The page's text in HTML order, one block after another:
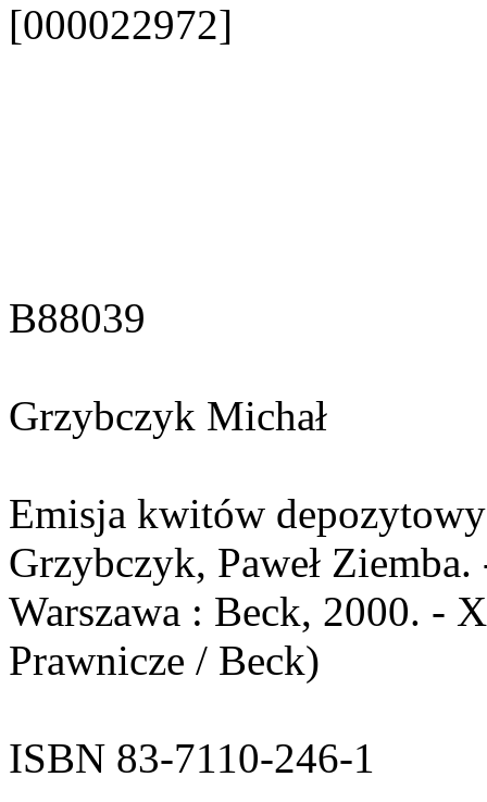
[000022972]
B88039
Grzybczyk Michał
Emisja kwitów
Grzybczyk, Paweł
Warszawa : Beck, 2000. -
Prawnicze / Beck)
ISBN 83-7110-246-1